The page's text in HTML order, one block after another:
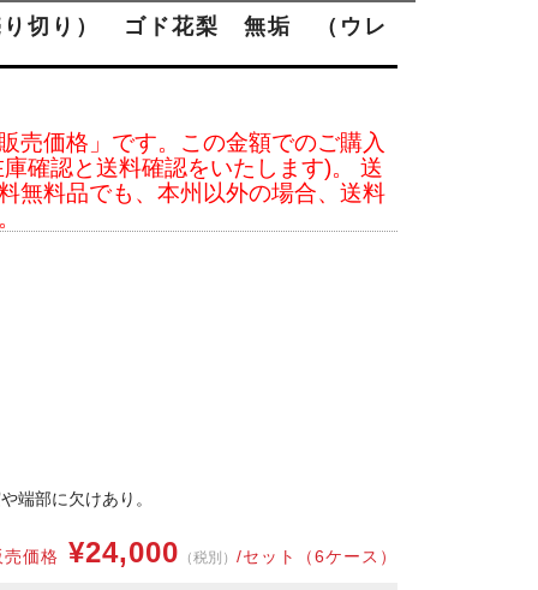
り切り） ゴド花梨 無垢 （ウレ
売価格」です。この金額でのご購入
確認と送料確認をいたします)。 送
無料品でも、本州以外の場合、送料
端部に欠けあり。
売価格 ¥24,000 （税別） /セット（6ケース）